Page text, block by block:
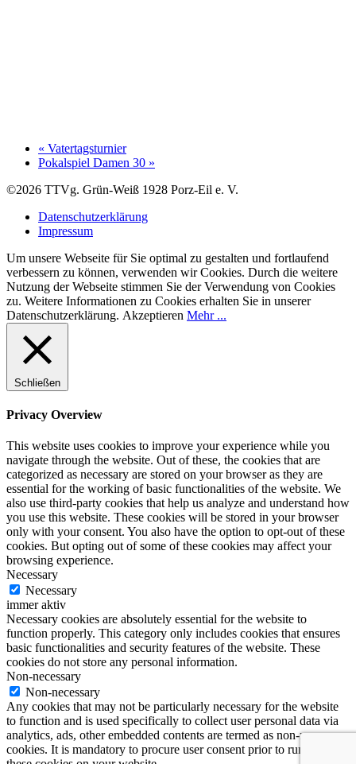
« Vatertagsturnier
Pokalspiel Damen 30 »
©2026 TTVg. Grün-Weiß 1928 Porz-Eil e. V.
Datenschutzerklärung
Impressum
Um unsere Webseite für Sie optimal zu gestalten und fortlaufend
verbessern zu können, verwenden wir Cookies. Durch die weitere
Nutzung der Webseite stimmen Sie der Verwendung von Cookies
zu. Weitere Informationen zu Cookies erhalten Sie in unserer
Datenschutzerklärung. Akzeptieren Mehr ...
Schließen
Privacy Overview
This website uses cookies to improve your experience while you
navigate through the website. Out of these, the cookies that are
categorized as necessary are stored on your browser as they are
essential for the working of basic functionalities of the website. We
also use third-party cookies that help us analyze and understand how
you use this website. These cookies will be stored in your browser
only with your consent. You also have the option to opt-out of these
cookies. But opting out of some of these cookies may affect your
browsing experience.
Necessary
Necessary
immer aktiv
Necessary cookies are absolutely essential for the website to
function properly. This category only includes cookies that ensures
basic functionalities and security features of the website. These
cookies do not store any personal information.
Non-necessary
Non-necessary
Any cookies that may not be particularly necessary for the website
to function and is used specifically to collect user personal data via
analytics, ads, other embedded contents are termed as non-necessary
cookies. It is mandatory to procure user consent prior to running